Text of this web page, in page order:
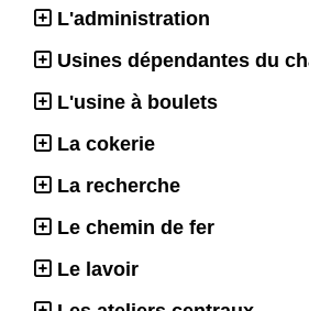
L'administration
Usines dépendantes du
L'usine à boulets
La cokerie
La recherche
Le chemin de fer
Le lavoir